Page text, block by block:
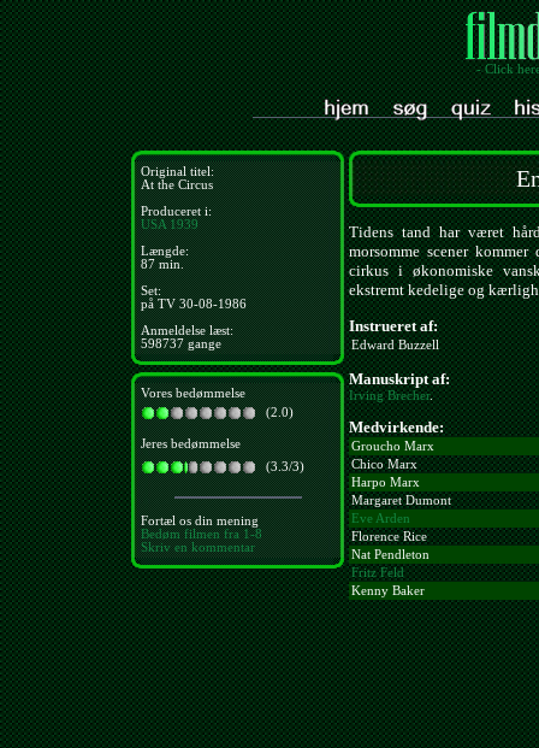
- Click
Original titel:
At the Circus
Produceret i:
USA 1939
Længde:
87 min.
Set:
på TV 30-08-1986
Anmeldelse læst:
598737 gange
Vores bedømmelse
(2.0)
Jeres bedømmelse
(3.3/3)
Fortæl os din mening
Bedøm filmen fra 1-8
Skriv en kommentar
Tidens tand har været
morsomme scener
cirkus i økonomiske
ekstremt kedelige og
Instrueret af:
Edward Buzzell
Manuskript af:
Irving Brecher.
Medvirkende:
Groucho Marx
Chico Marx
Harpo Marx
Margaret Dumont
Eve Arden
Florence Rice
Nat Pendleton
Fritz Feld
Kenny Baker